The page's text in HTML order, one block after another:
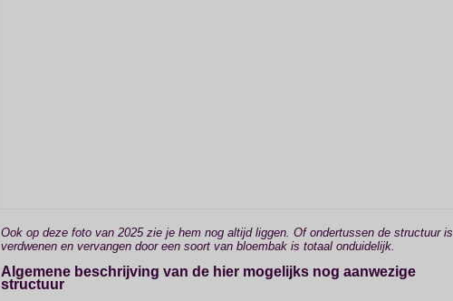
Ook op deze foto van 2025 zie je hem nog altijd liggen. Of ondertussen de structuur is
verdwenen en vervangen door een soort van bloembak is totaal onduidelijk.
Algemene beschrijving van de hier mogelijks nog aanwezige
structuur